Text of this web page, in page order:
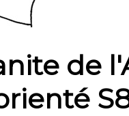
de